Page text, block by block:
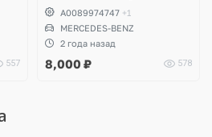
557
A0089974747 +1
MERCEDES-BENZ
2 года назад
8,000 ₽ 578